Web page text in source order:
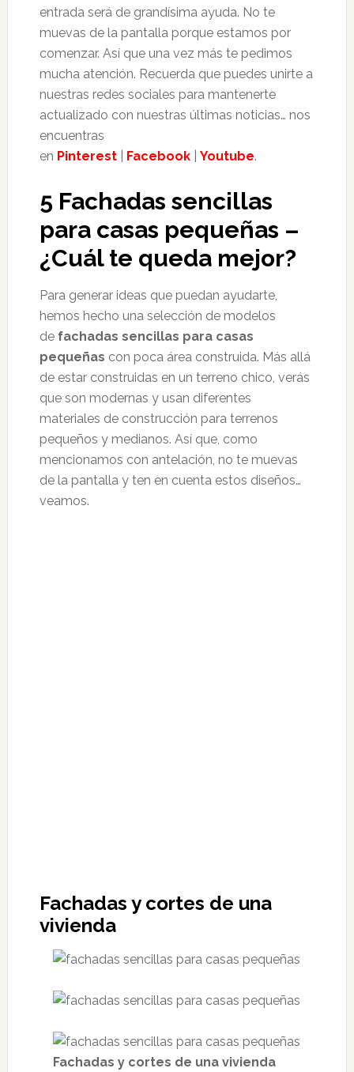
entrada será de grandísima ayuda. No te
muevas de la pantalla porque estamos por
comenzar. Así que una vez más te pedimos
mucha atención. Recuerda que puedes unirte a
nuestras redes sociales para mantenerte
actualizado con nuestras últimas noticias… nos
encuentras
en Pinterest| Facebook| Youtube.
5 Fachadas sencillas
para casas pequeñas –
¿Cuál te queda mejor?
Para generar ideas que puedan ayudarte,
hemos hecho una selección de modelos
de fachadas sencillas para casas
pequeñas con poca área construida. Más allá
de estar construidas en un terreno chico, verás
que son modernas y usan diferentes
materiales de construcción para terrenos
pequeños y medianos. Así que, como
mencionamos con antelación, no te muevas
de la pantalla y ten en cuenta estos diseños…
veamos.
Fachadas y cortes de una
vivienda
Fachadas y cortes de una vivienda